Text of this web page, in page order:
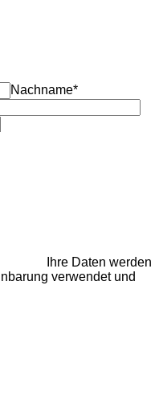
Nachname*
Ihre Daten werden
verwendet und